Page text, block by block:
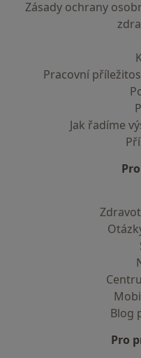
Zásady ochrany
Pracovní
Jak řadíme
Blog
Pro